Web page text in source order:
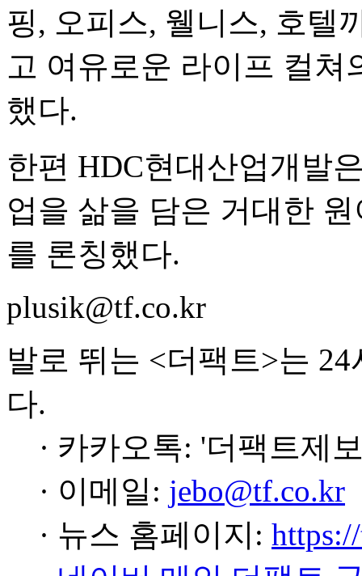
핑, 오피스, 웰니스, 호텔
고 여유로운 라이프 컬
했다.
한편 HDC현대산업개발
업을 삶을 담은 거대한
를 론칭했다.
plusik@tf.co.kr
발로 뛰는 <더팩트>는
다.
· 카카오톡: '더팩트제
· 이메일: jebo@tf.co.kr
· 뉴스 홈페이지: